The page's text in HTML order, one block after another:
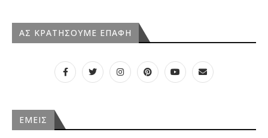
ΑΣ ΚΡΑΤΗΣΟΥΜΕ ΕΠΑΦΗ
ΕΜΕΙΣ